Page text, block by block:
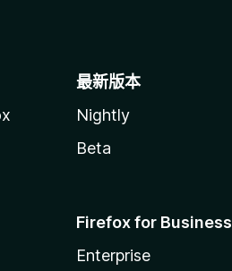
最新版本
Nightly
Beta
Firefox for Business
Enterprise